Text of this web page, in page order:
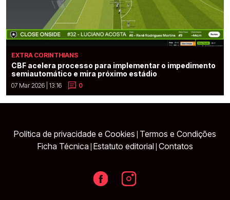
EXTRA CORINTHIANS
CBF acelera processo para implementar o impedimento
semiautomático e mira próximo estádio
07 Mar 2026 | 13:16 0
Política de privacidade e Cookies Termos e Condições
Ficha Técnica Estatuto editorial Contatos